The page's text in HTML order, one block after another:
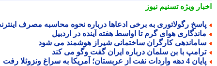
ویژهتسنیم نیوز
رگولاتوری به برخی ادعاها درباره نحوه محاسبه مصرف اینترنت
هوای گرم تا اواسط هفته آینده در اردبیل
کارگران ساختمانی شیراز هوشمند می شود
با بن سلمان درباره ایران گفت وگو می کند
واردات نفت از عربستان؛ آمریکا به سراغ ونزوئلا رفت